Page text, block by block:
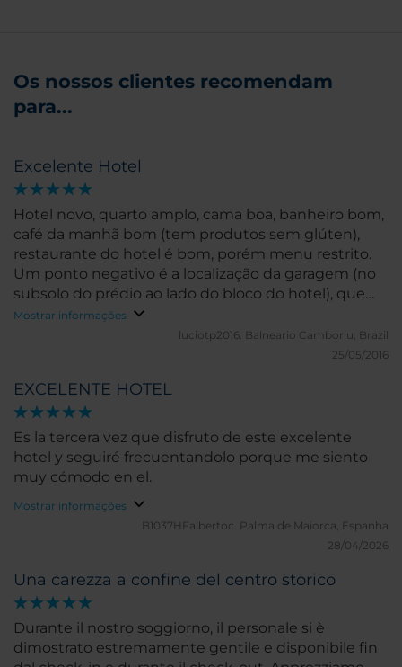
Os nossos clientes recomendam
para...
Excelente Hotel
Hotel novo, quarto amplo, cama boa, banheiro bom,
café da manhã bom (tem produtos sem glúten),
restaurante do hotel é bom, porém menu restrito.
Um ponto negativo é a localização da garagem (no
subsolo do prédio ao lado do bloco do hotel), que
dificulta um pouco para carregar/descarregar as
malas. Bom custo/benefício.
Mostrar informações
luciotp2016. Balneario Camboriu, Brazil
25/05/2016
EXCELENTE HOTEL
Es la tercera vez que disfruto de este excelente
hotel y seguiré frecuentandolo porque me siento
muy cómodo en el.
Mostrar informações
B1037HFalbertoc.
Palma de Maiorca, Espanha
28/04/2026
Una carezza a confine del centro storico
Durante il nostro soggiorno, il personale si è
dimostrato estremamente gentile e disponibile fin